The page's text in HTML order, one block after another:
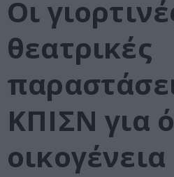
Οι
θεατρικές
ΚΠΙΣΝ για
οικογένεια